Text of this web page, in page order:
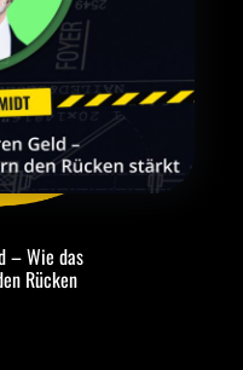
– Wie das
Rücken